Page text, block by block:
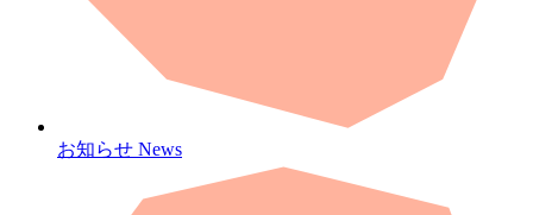
お知らせ News